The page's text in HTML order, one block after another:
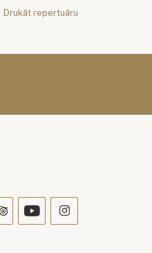
Drukāt repertuāru